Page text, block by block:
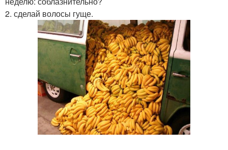
2. сделай волосы гуще.